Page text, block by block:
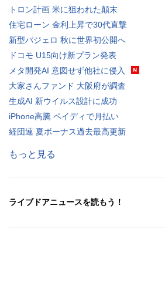
トロン計画 米に狙われた顛末
住宅ローン 金利上昇で30代直撃
新型パジェロ 秋に世界初公開へ
ドコモ U15向け新プラン発表
メタ開発AI 意図せず他社に侵入
大家さんファンド 大阪府が調査
生成AI 新ウイルス設計に成功
iPhone高騰 ペイディで月払い
経団連 夏ボーナス過去最高更新
もっと見る
ライブドアニュースを読もう！